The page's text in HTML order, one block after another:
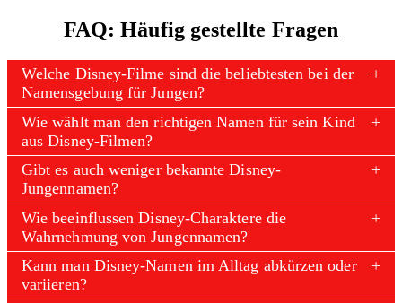
FAQ: Häufig gestellte Fragen
Welche Disney-Filme sind die beliebtesten bei der
Namensgebung für Jungen?
Wie wählt man den richtigen Namen für sein Kind
aus Disney-Filmen?
Gibt es auch weniger bekannte Disney-
Jungennamen?
Wie beeinflussen Disney-Charaktere die
Wahrnehmung von Jungennamen?
Kann man Disney-Namen im Alltag abkürzen oder
variieren?